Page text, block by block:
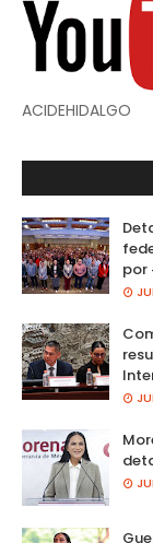
ACIDEHIDALGO
por